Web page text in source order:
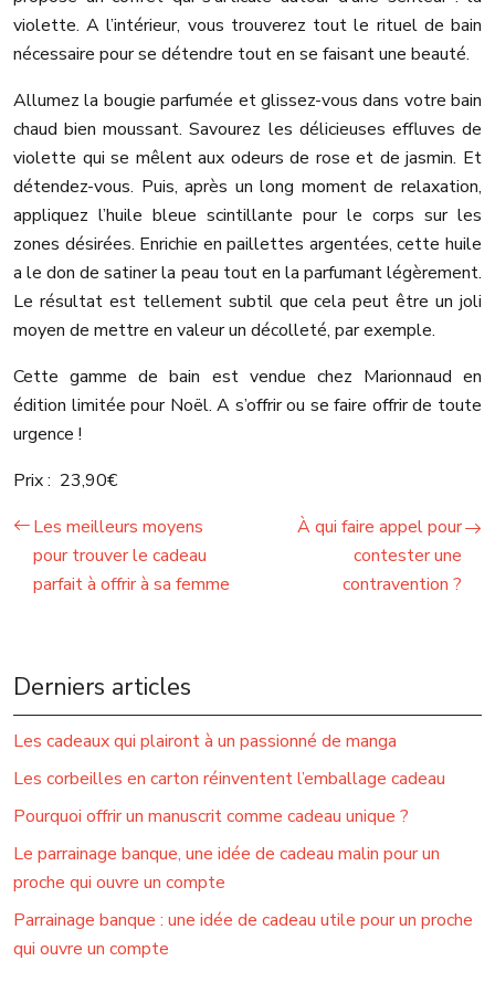
violette. A l’intérieur, vous trouverez tout le rituel de bain
nécessaire pour se détendre tout en se faisant une beauté.
Allumez la bougie parfumée et glissez-vous dans votre bain
chaud bien moussant. Savourez les délicieuses effluves de
violette qui se mêlent aux odeurs de rose et de jasmin. Et
détendez-vous. Puis, après un long moment de relaxation,
appliquez l’huile bleue scintillante pour le corps sur les
zones désirées. Enrichie en paillettes argentées, cette huile
a le don de satiner la peau tout en la parfumant légèrement.
Le résultat est tellement subtil que cela peut être un joli
moyen de mettre en valeur un décolleté, par exemple.
Cette gamme de bain est vendue chez Marionnaud en
édition limitée pour Noël. A s’offrir ou se faire offrir de toute
urgence !
Prix : 23,90€
Les meilleurs moyens
pour trouver le cadeau
parfait à offrir à sa femme
À qui faire appel pour
contester une
contravention ?
Derniers articles
Les cadeaux qui plairont à un passionné de manga
Les corbeilles en carton réinventent l’emballage cadeau
Pourquoi offrir un manuscrit comme cadeau unique ?
Le parrainage banque, une idée de cadeau malin pour un
proche qui ouvre un compte
Parrainage banque : une idée de cadeau utile pour un proche
qui ouvre un compte